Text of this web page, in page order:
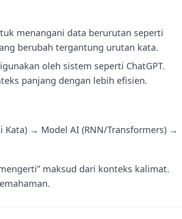
menangani data berurutan seperti
berubah tergantung urutan kata.
oleh sistem seperti ChatGPT.
panjang dengan lebih efisien.
→ Model AI (RNN/Transformers) →
maksud dari konteks kalimat.